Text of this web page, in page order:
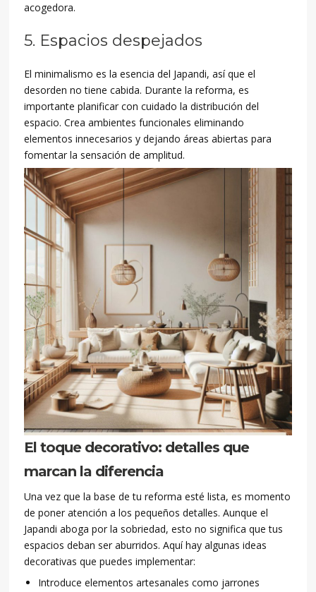
acogedora.
5. Espacios despejados
El minimalismo es la esencia del Japandi, así que el
desorden no tiene cabida. Durante la reforma, es
importante planificar con cuidado la distribución del
espacio. Crea ambientes funcionales eliminando
elementos innecesarios y dejando áreas abiertas para
fomentar la sensación de amplitud.
El toque decorativo: detalles que
marcan la diferencia
Una vez que la base de tu reforma esté lista, es momento
de poner atención a los pequeños detalles. Aunque el
Japandi aboga por la sobriedad, esto no significa que tus
espacios deban ser aburridos. Aquí hay algunas ideas
decorativas que puedes implementar:
Introduce elementos artesanales como jarrones